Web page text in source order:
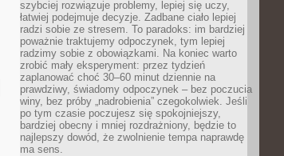
szybciej rozwiązuje problemy, lepiej się uczy,
łatwiej podejmuje decyzje. Zadbane ciało lepiej
radzi sobie ze stresem. To paradoks: im bardziej
poważnie traktujemy odpoczynek, tym lepiej
radzimy sobie z obowiązkami. Na koniec warto
zrobić mały eksperyment: przez tydzień
zaplanować choć 30–60 minut dziennie na
prawdziwy, świadomy odpoczynek – bez poczucia
winy, bez próby „nadrobienia” czegokolwiek. Jeśli
po tym czasie poczujesz się spokojniejszy,
bardziej obecny i mniej rozdrażniony, będzie to
najlepszy dowód, że zwolnienie tempa naprawdę
ma sens.